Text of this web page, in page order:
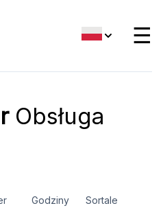
☰
Obsługa
Godziny
Sortale